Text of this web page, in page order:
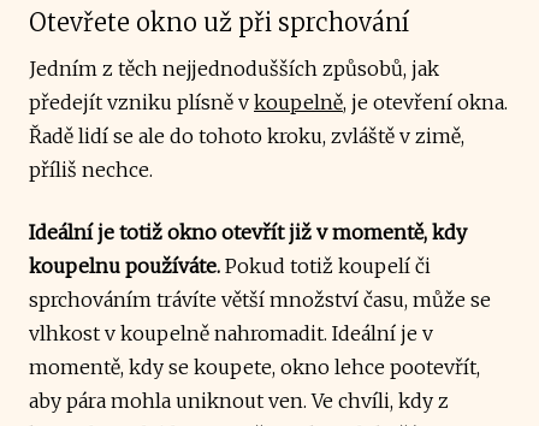
Otevřete okno už při sprchování
Jedním z těch nejjednodušších způsobů, jak
předejít vzniku plísně v koupelně, je otevření okna.
Řadě lidí se ale do tohoto kroku, zvláště v zimě,
příliš nechce.
Ideální je totiž okno otevřít již v momentě, kdy
koupelnu používáte. Pokud totiž koupelí či
sprchováním trávíte větší množství času, může se
vlhkost v koupelně nahromadit. Ideální je v
momentě, kdy se koupete, okno lehce pootevřít,
aby pára mohla uniknout ven. Ve chvíli, kdy z